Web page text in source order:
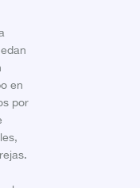
en
por